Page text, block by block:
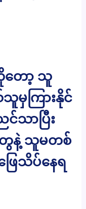
ော့ သူ
ကြားနိုင်
သာပြီး
ေနဲ့ သူမတစ်
ေသိပ်နေရ